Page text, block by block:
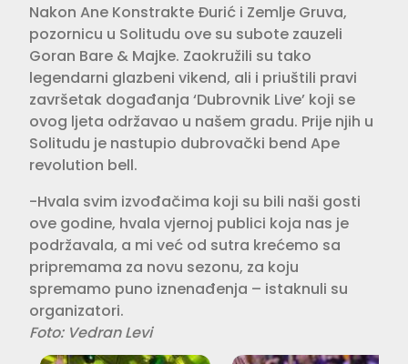
Nakon Ane Konstrakte Đurić i Zemlje Gruva,
pozornicu u Solitudu ove su subote zauzeli
Goran Bare & Majke. Zaokružili su tako
legendarni glazbeni vikend, ali i priuštili pravi
završetak događanja ‘Dubrovnik Live’ koji se
ovog ljeta održavao u našem gradu. Prije njih u
Solitudu je nastupio dubrovački bend Ape
revolution bell.
-Hvala svim izvođačima koji su bili naši gosti
ove godine, hvala vjernoj publici koja nas je
podržavala, a mi već od sutra krećemo sa
pripremama za novu sezonu, za koju
spremamo puno iznenađenja – istaknuli su
organizatori.
Foto: Vedran Levi